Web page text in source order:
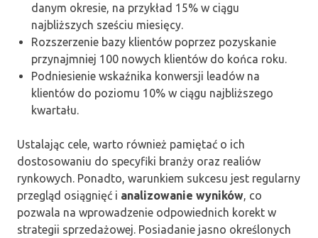
danym okresie, na przykład 15% w ciągu
najbliższych sześciu miesięcy.
Rozszerzenie bazy klientów poprzez pozyskanie
przynajmniej 100 nowych klientów do końca roku.
Podniesienie wskaźnika konwersji leadów na
klientów do poziomu 10% w ciągu najbliższego
kwartału.
Ustalając cele, warto również pamiętać o ich
dostosowaniu do specyfiki branży oraz realiów
rynkowych. Ponadto, warunkiem sukcesu jest regularny
przegląd osiągnięć i analizowanie wyników, co
pozwala na wprowadzenie odpowiednich korekt w
strategii sprzedażowej. Posiadanie jasno określonych